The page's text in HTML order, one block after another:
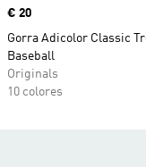
Precio
€ 20
Gorra Adicolor Classic
Baseball
Originals
10 colores